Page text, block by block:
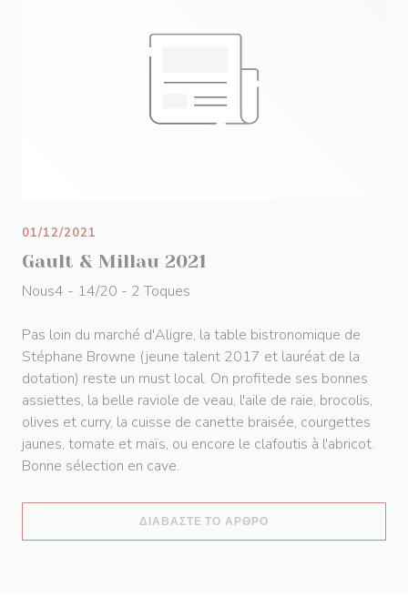
Gault & Millau 2021
01/12/2021
Nous4 - 14/20 - 2 Toques
Pas loin du marché d'Aligre, la table bistronomique de
Stéphane Browne (jeune talent 2017 et lauréat de la
dotation) reste un must local. On profitede ses bonnes
assiettes, la belle raviole de veau, l'aile de raie, brocolis,
olives et curry, la cuisse de canette braisée, courgettes
jaunes, tomate et maïs, ou encore le clafoutis à l'abricot.
Bonne sélection en cave.
ΔΙΑΒΆΣΤΕ ΤΟ ΆΡΘΡΟ